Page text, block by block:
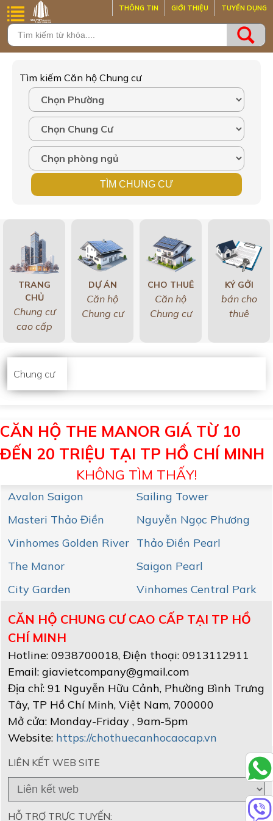
THÔNG TIN GIỚI THIỆU TUYỂN DỤNG
Tìm kiếm Căn hộ Chung cư
TRANG
CHỦ
Chung cư
cao cấp
DỰ ÁN
Căn hộ
Chung cư
CHO THUÊ
Căn hộ
Chung cư
KÝ GỞI
bán cho
thuê
Chung cư
CĂN HỘ THE MANOR GIÁ TỪ 10
ĐẾN 20 TRIỆU TẠI TP HỒ CHÍ MINH
KHÔNG TÌM THẤY!
Avalon Saigon
Sailing Tower
Masteri Thảo Điền
Nguyễn Ngọc Phương
Vinhomes Golden River Thảo Điền Pearl
The Manor
Saigon Pearl
City Garden
Vinhomes Central Park
CĂN HỘ CHUNG CƯ CAO CẤP TẠI TP HỒ
CHÍ MINH
Hotline: 0938700018, Điện thoại: 0913112911
Email: giavietcompany@gmail.com
Địa chỉ: 91 Nguyễn Hữu Cảnh, Phường Bình Trưng
Tây, TP Hồ Chí Minh, Việt Nam, 700000
Mở cửa: Monday-Friday , 9am-5pm
Website: https://chothuecanhocaocap.vn
LIÊN KẾT WEB SITE
HỖ TRỢ TRỰC TUYẾN: